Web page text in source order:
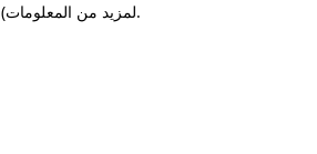
لمزيد من المعلومات).